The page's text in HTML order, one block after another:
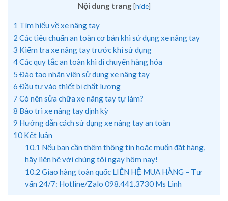
Nội dung trang [hide]
1 Tìm hiểu về xe nâng tay
2 Các tiêu chuẩn an toàn cơ bản khi sử dụng xe nâng tay
3 Kiểm tra xe nâng tay trước khi sử dụng
4Các quy tắc an toàn khi di chuyển hàng hóa
5 Đào tạo nhân viên sử dụng xe nâng tay
6 Đầu tư vào thiết bị chất lượng
7 Có nên sửa chữa xe nâng tay tự làm?
8 Bảo trì xe nâng tay định kỳ
9 Hướng dẫn cách sử dụng xe nâng tay an toàn
10 Kết luận
10.1 Nếu bạn cần thêm thông tin hoặc muốn đặt hàng,
hãy liên hệ với chúng tôi ngay hôm nay!
10.2 Giao hàng toàn quốc LIÊN HỆ MUA HÀNG – Tư
vấn 24/7: Hotline/Zalo 098.441.3730 Ms Linh